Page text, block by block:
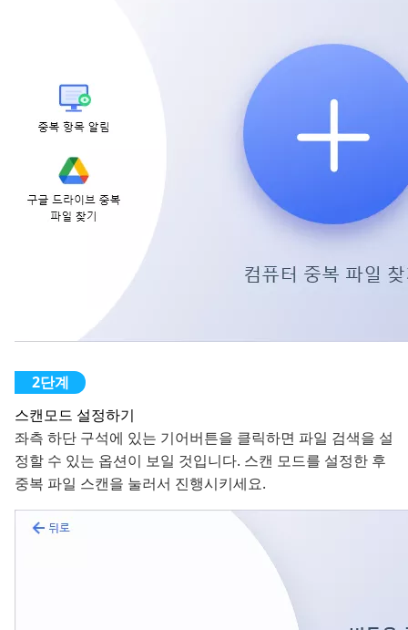
스캔모드 설정하기
좌측 하단 구석에 있는 기어버튼을 클릭하면 파일 검색을 설
정할 수 있는 옵션이 보일 것입니다. 스캔 모드를 설정한 후
중복 파일 스캔을 눌러서 진행시키세요.